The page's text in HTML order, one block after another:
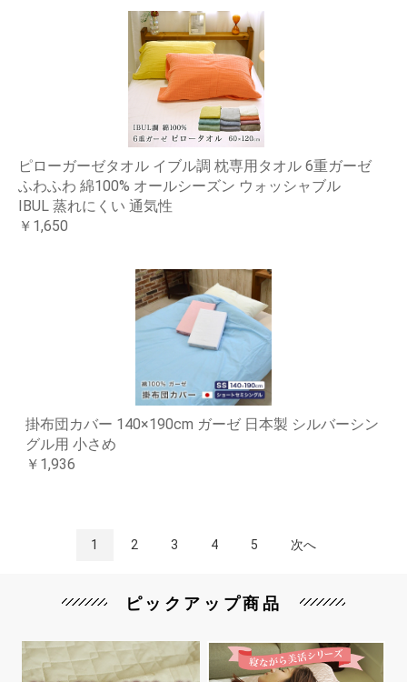
ピローガーゼタオル イブル調 枕専用タオル 6重ガーゼ
ふわふわ 綿100% オールシーズン ウォッシャブル
IBUL 蒸れにくい 通気性
￥1,650
掛布団カバー 140×190cm ガーゼ 日本製 シルバーシン
グル用 小さめ
￥1,936
1 2 3 4 5 次へ
ピックアップ商品